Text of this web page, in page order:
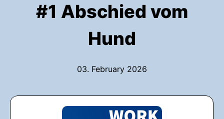
#1 Abschied vom
Hund
03. February 2026